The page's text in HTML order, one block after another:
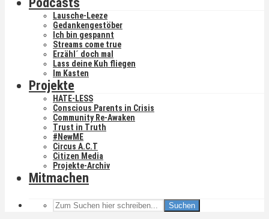
Lausche-Leeze
Gedankengestöber
Ich bin gespannt
Streams come true
Erzähl´ doch mal
Lass deine Kuh fliegen
Im Kasten
Projekte
HATE-LESS
Conscious Parents in Crisis
Community Re-Awaken
Trust in Truth
#NewME
Circus A.C.T
Citizen Media
Projekte-Archiv
Mitmachen
Suchen